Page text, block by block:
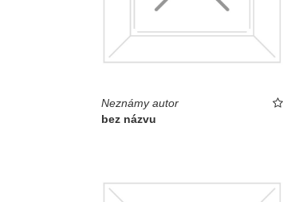
Neznámy autor
bez názvu